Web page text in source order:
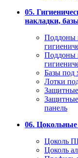
05.
накладки,
Поддоны
Поддоны
Базы под
Лотки
панель
06.
Цоколь
Цоколь